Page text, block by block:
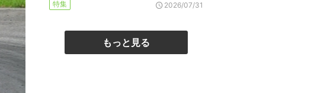
特集 2026/07/31
もっと見る